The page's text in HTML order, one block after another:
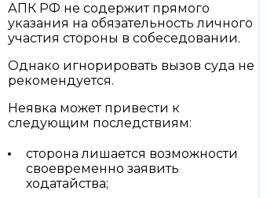
АПК РФ не содержит прямого
указания на обязательность личного
участия стороны в собеседовании.
Однако игнорировать вызов суда не
рекомендуется.
Неявка может привести к
следующим последствиям:
сторона лишается возможности
своевременно заявить
ходатайства;